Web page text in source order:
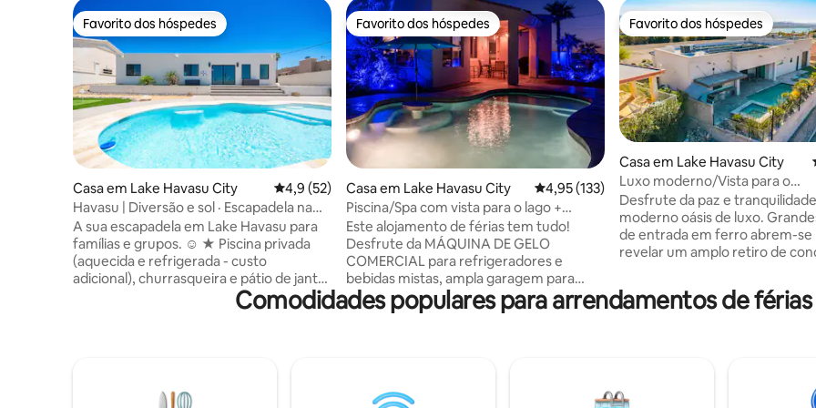
Favorito dos hóspedes
Favorito dos hóspedes
Casa em Lake Havasu City Classificação média de 4,9 em 5 estrelas, 52avaliações
4,9 (52)
Havasu | Diversão e sol · Escapadela na
piscina
A sua escapadela em Lake Havasu para
famílias e grupos. ☺ ★ Piscina privada
(aquecida e refrigerada - custo
adicional), churrasqueira e pátio de jantar
de nível único perto do lago,
condicionado e aquecimento central
Favorito dos hóspedes
Favorito dos hóspedes
Casa em Lake Havasu City Classificação média de 4,95 em 5 estrelas,
4,95 (133)
Piscina/Spa com vista para o lago +
Garagem para barco + Máquina de gelo
Este alojamento de férias tem tudo!
Desfrute da MÁQUINA DE GELO
COMERCIAL para refrigeradores e
bebidas mistas, ampla garagem para
barcos/autocaravanas, 3 quartos
recentemente renovados, 3 casas de
pátio coberto para refeições e
Favorito dos hóspedes
Favorito dos hóspedes
Casa em Lake Havasu City
Luxo moderno/Vista para o
lago/Piscina/Garagem para
veículos recreativos
Desfrute da paz e
moderno oásis de luxo.
de entrada em ferro abrem-se
revelar um amplo retiro de
uma grande cozinha de chef,
enorme sala de estar e uma
hóspedes estão bem
Comodidades populares para arrendamentos de férias